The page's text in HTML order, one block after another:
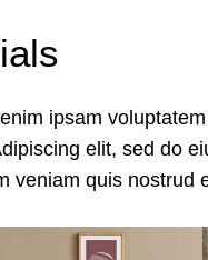
ipsam
elit, sed do
veniam quis nostrud